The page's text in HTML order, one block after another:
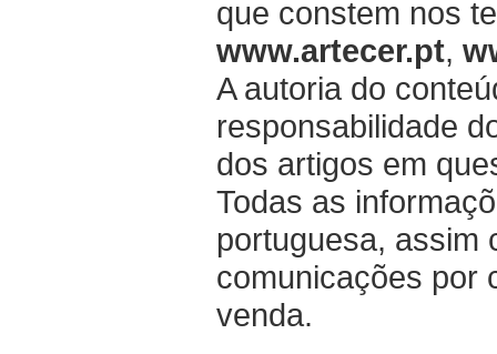
que constem nos
www.artecer.pt,
A autoria do
responsabilidade
dos artigos em
Todas as
portuguesa, assim
comunicações por
venda.